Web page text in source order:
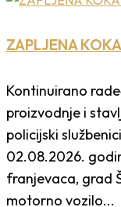
ZAPLJENA
Kontinuirano
proizvodnje i
policijski
02.08.2026.
franjevaca, grad
motorno vozilo...